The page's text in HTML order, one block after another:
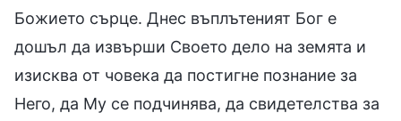
Божието сърце. Днес въплътеният Бог е
дошъл да извърши Своето дело на земята и
изисква от човека да постигне познание за
Него, да Му се подчинява, да свидетелства за